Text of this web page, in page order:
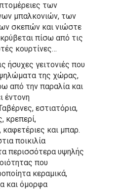
των
μπαλκονιών, των
σκεπών και νιώστε
πίσω από τις
κουρτίνες…
ήσυχες γειτονιές που
της χώρας,
από την παραλία και
έντονη
εστιατόρια,
κρεπερί,
και μπαρ.
ποικιλία
περισσότερα υψηλής
που
κεραμικά,
και όμορφα